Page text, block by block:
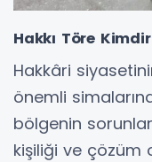
Hakkı Töre
Hakkâri
önemli
bölgenin
kişiliği ve çözüm